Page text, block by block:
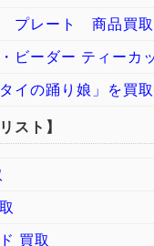
プレート 商品買取
ビーダー ティー
イの踊り娘」を買
スト】
買取